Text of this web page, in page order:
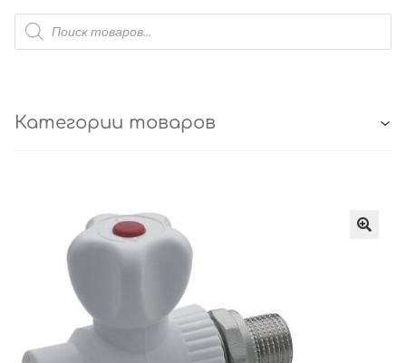
Поиск
товаров
Категории товаров